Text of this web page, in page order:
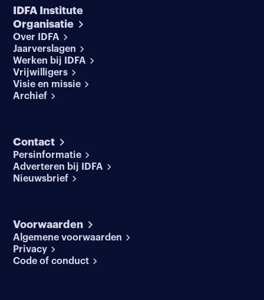
IDFA Institute
Organisatie
Over IDFA
Jaarverslagen
Werken bij IDFA
Vrijwilligers
Visie en missie
Archief
Contact
Persinformatie
Adverteren bij IDFA
Nieuwsbrief
Voorwaarden
Algemene voorwaarden
Privacy
Code of conduct